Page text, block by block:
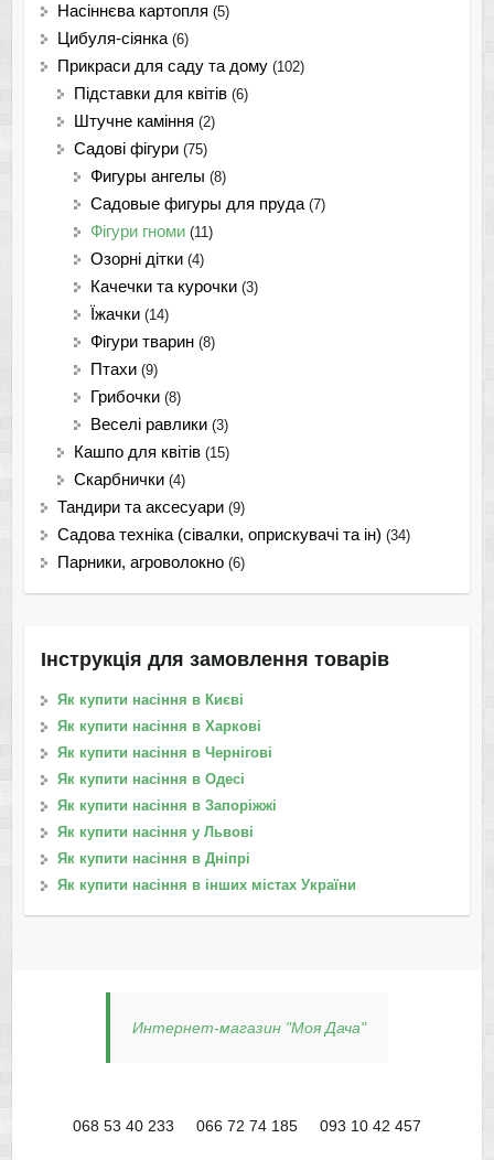
Насіннєва картопля (5)
Цибуля-сіянка (6)
Прикраси для саду та дому (102)
Підставки для квітів (6)
Штучне каміння (2)
Садові фігури (75)
Фигуры ангелы (8)
Садовые фигуры для пруда (7)
Фігури гноми (11)
Озорні дітки (4)
Качечки та курочки (3)
Їжачки (14)
Фігури тварин (8)
Птахи (9)
Грибочки (8)
Веселі равлики (3)
Кашпо для квітів (15)
Скарбнички (4)
Тандири та аксесуари (9)
Садова техніка (сівалки, оприскувачі та ін) (34)
Парники, агроволокно (6)
Інструкція для замовлення товарів
Як купити насіння в Києві
Як купити насіння в Харкові
Як купити насіння в Чернігові
Як купити насіння в Одесі
Як купити насіння в Запоріжжі
Як купити насіння у Львові
Як купити насіння в Дніпрі
Як купити насіння в інших містах України
Интернет-магазин "Моя Дача"
068 53 40 233 066 72 74 185 093 10 42 457